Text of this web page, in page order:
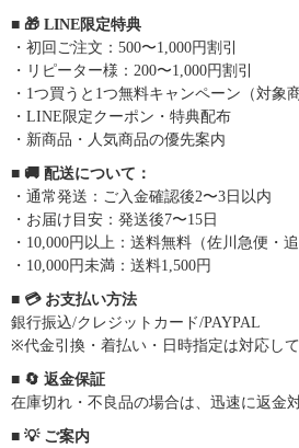
■ 🎁 LINE限定特典
・初回ご注文：500〜1,000円割引
・リピーター様：200〜1,000円割引
・1つ買うと1つ無料キャンペーン（対象商
・LINE限定クーポン・特典配布
・新商品・人気商品の優先案内
■ 🚚 配送について：
・通常発送：ご入金確認後2〜3日以内
・お届け目安：発送後7〜15日
・10,000円以上：送料無料（佐川急便・
・10,000円未満：送料1,500円
■ 💳 お支払い方法
銀行振込/クレジットカード/PAYPAL
※代金引換・着払い・日時指定は対応して
■ 🔄 返金保証
在庫切れ・不良品の場合は、迅速に返金
■ 💡 ご案内